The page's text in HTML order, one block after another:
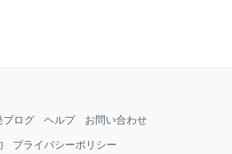
ブログ ヘルプ お問い合わせ
プライバシーポリシー